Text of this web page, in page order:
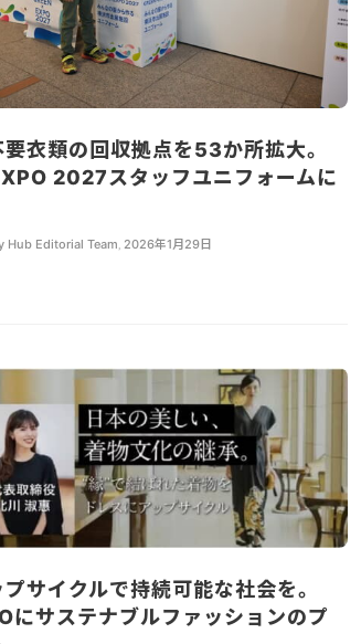
衣類の回収拠点を53か所拡大。
2027スタッフユニフォームに
Hub Editorial Team 2026年1月29日
サイクルで持続可能な社会を。
にサステナブルファッションのプ